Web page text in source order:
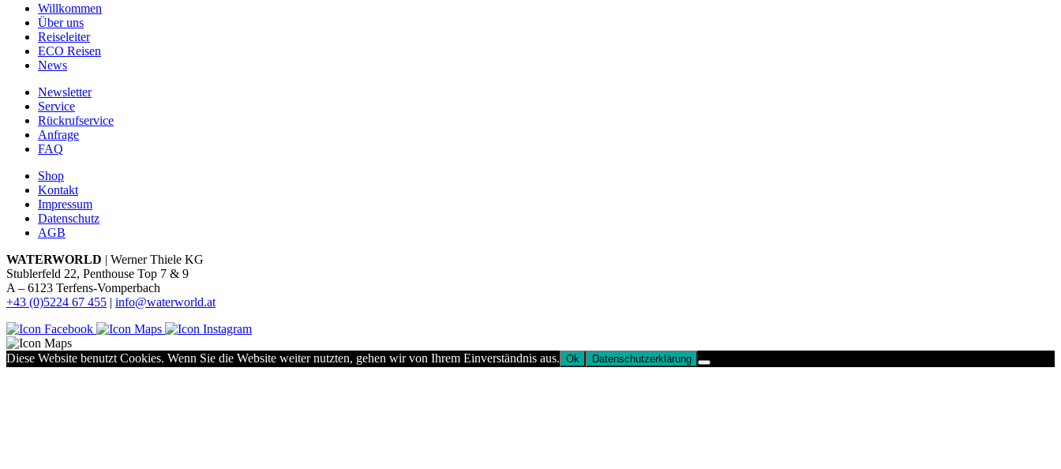
Willkommen
Über uns
Reiseleiter
ECO Reisen
News
Newsletter
Service
Rückrufservice
Anfrage
FAQ
Shop
Kontakt
Impressum
Datenschutz
AGB
WATERWORLD | Werner Thiele KG
Stublerfeld 22, Penthouse Top 7 & 9
A – 6123 Terfens-Vomperbach
+43 (0)5224 67 455 | info@waterworld.at
Diese Website benutzt Cookies. Wenn Sie die Website weiter nutzten, gehen wir von Ihrem Einverständnis aus. Ok Datenschutzerklärung